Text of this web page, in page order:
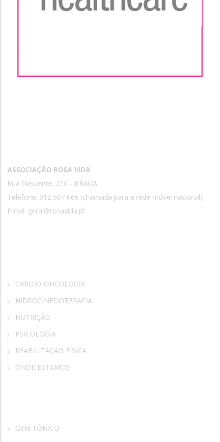
ASSOCIAÇÃO ROSA VIDA
Rua Nascente, 210 - BRAGA
Telefone: 912 507 666 (chamada para a rede móvel nacional)
Email: geral@rosavida.pt
CARDIO-ONCOLOGIA
HIDROCINESIOTERAPIA
NUTRIÇÃO
PSICOLOGIA
REABILITAÇÃO FÍSICA
ONDE ESTAMOS
GYM TÓNICO